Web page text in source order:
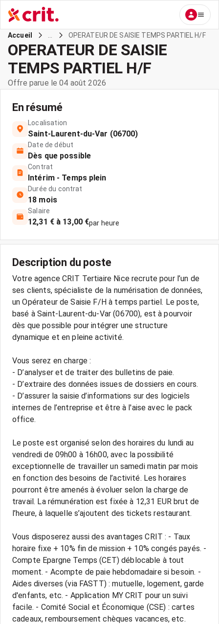
Accueil OPERATEUR DE SAISIE TEMPS PARTIEL H/F
OPERATEUR DE SAISIE
TEMPS PARTIEL H/F
Offre parue le 04 août 2026
En résumé
Localisation
Saint-Laurent-du-Var (06700)
Date de début
Dès que possible
Contrat
Intérim - Temps plein
Durée du contrat
18 mois
Salaire
12,31 € à 13,00 €par heure
Description du poste
Votre agence CRIT Tertiaire Nice recrute pour l’un de
ses clients, spécialiste de la numérisation de données,
un Opérateur de Saisie F/H à temps partiel. Le poste,
basé à Saint-Laurent-du-Var (06700), est à pourvoir
dès que possible pour intégrer une structure
dynamique et en pleine activité.
Vous serez en charge :
- D’analyser et de traiter des bulletins de paie.
- D’extraire des données issues de dossiers en cours.
- D’assurer la saisie d’informations sur des logiciels
internes de l’entreprise et être à l'aise avec le pack
office.
Le poste est organisé selon des horaires du lundi au
vendredi de 09h00 à 16h00, avec la possibilité
exceptionnelle de travailler un samedi matin par mois
en fonction des besoins de l’activité. Les horaires
pourront être amenés à évoluer selon la charge de
travail. La rémunération est fixée à 12,31 EUR brut de
l’heure, à laquelle s’ajoutent des tickets restaurant.
Vous disposerez aussi des avantages CRIT : - Taux
horaire fixe + 10% fin de mission + 10% congés payés. -
Compte Epargne Temps (CET) déblocable à tout
moment. - Acompte de paie hebdomadaire si besoin. -
Aides diverses (via FASTT) : mutuelle, logement, garde
d'enfants, etc. - Application MY CRIT pour un suivi
facile. - Comité Social et Économique (CSE) : cartes
cadeaux, remboursement chèques vacances, etc.